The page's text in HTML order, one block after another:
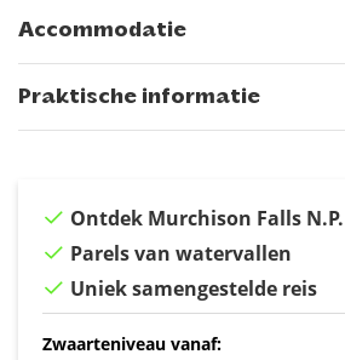
Accommodatie
Praktische informatie
Ontdek Murchison Falls N.P.
Parels van watervallen
Uniek samengestelde reis
Zwaarteniveau vanaf: